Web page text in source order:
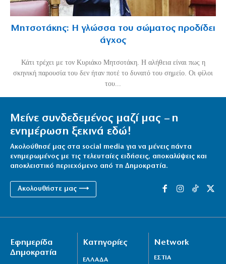
Μητσοτάκης: Η γλώσσα του σώματος προδίδει
άγχος
Κάτι τρέχει με τον Κυριάκο Μητσοτάκη. Η αλήθεια είναι πως η
σκηνική παρουσία του δεν ήταν ποτέ το δυνατό του σημείο. Οι φίλοι
του...
Μείνε συνδεδεμένος μαζί μας – η
ενημέρωση ξεκινά εδώ!
Ακολούθησέ μας στα social media για να μένεις πάντα
ενημερωμένος με τις τελευταίες ειδήσεις, αποκαλύψεις και
αποκλειστικό περιεχόμενο από τη Δημοκρατία.
Ακολουθήστε μας ⟶
Εφημερίδα
Δημοκρατία
Κατηγορίες
ΕΛΛΑΔΑ
Network
ΕΣΤΙΑ